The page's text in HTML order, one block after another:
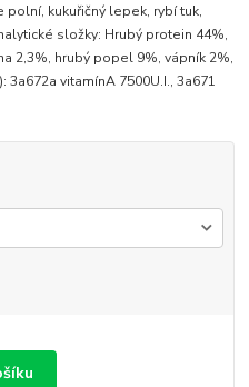
polní, kukuřičný lepek, rybí tuk,
složky: Hrubý protein 44%,
2,3%, hrubý popel 9%, vápník 2%,
vitamínA 7500U.I., 3a671